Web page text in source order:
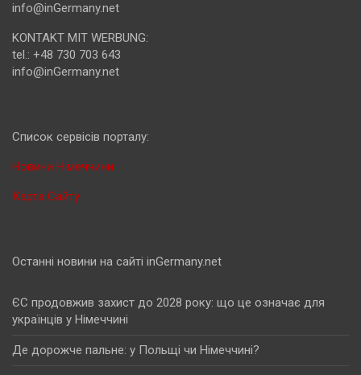
info@inGermany.net
KONTAKT MIT WERBUNG:
tel.: +48 730 703 643
info@inGermany.net
Cписок сервісів порталу:
Новини Німеччини
Карта Сайту
Останні новини на сайті inGermany.net
ЄС продовжив захист до 2028 року: що це означає для
українців у Німеччині
Де дорожче пальне: у Польщі чи Німеччині?